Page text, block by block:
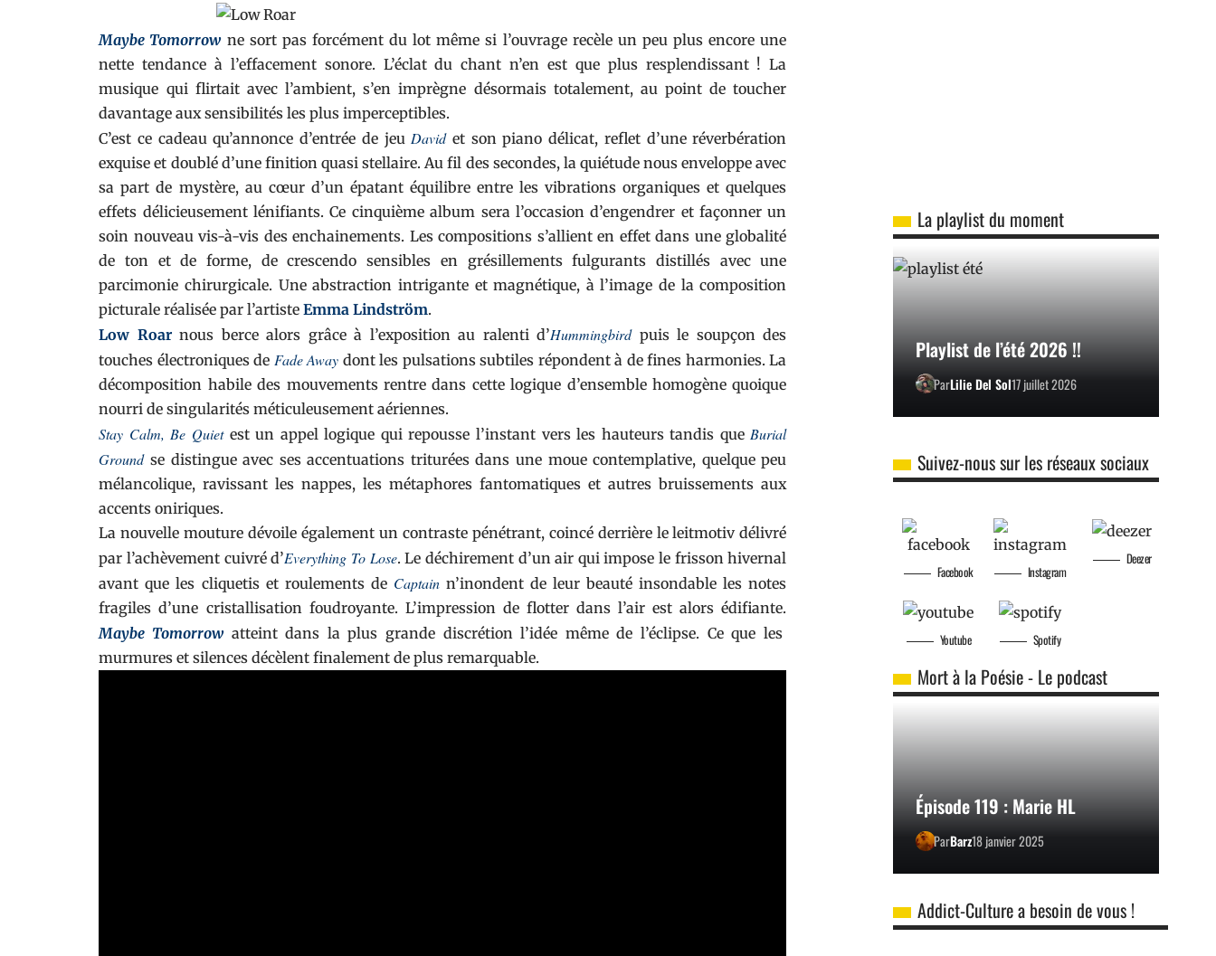
Maybe Tomorrowne sort pas forcément du lot même si l’ouvrage recèle un peu plus encore une
nette tendance à l’effacement sonore. L’éclat du chant n’en est que plus resplendissant ! La
musique qui flirtait avec l’ambient, s’en imprègne désormais totalement, au point de toucher
davantage aux sensibilités les plus imperceptibles.
C’est ce cadeau qu’annonce d’entrée de jeuDavidet son piano délicat, reflet d’une réverbération
exquise et doublé d’une finition quasi stellaire. Au fil des secondes, la quiétude nous enveloppe avec
sa part de mystère, au cœur d’un épatant équilibre entre les vibrations organiques et quelques
effets délicieusement lénifiants. Ce cinquième album sera l’occasion d’engendrer et façonner un
soin nouveau vis-à-vis des enchainements. Les compositions s’allient en effet dans une globalité
de ton et de forme, de crescendo sensibles en grésillements fulgurants distillés avec une
parcimonie chirurgicale. Une abstraction intrigante et magnétique, à l’image de la composition
picturale réalisée par l’artisteEmma Lindström.
Low Roarnous berce alors grâce à l’exposition au ralenti d’Hummingbirdpuis le soupçon des
touches électroniques de Fade Away dont les pulsations subtiles répondent à de fines harmonies. La
décomposition habile des mouvements rentre dans cette logique d’ensemble homogène quoique
nourri de singularités méticuleusement aériennes.
Stay Calm, Be Quietest un appel logique qui repousse l’instant vers les hauteurs tandis queBurial
Groundse distingue avec ses accentuations triturées dans une moue contemplative, quelque peu
mélancolique, ravissant les nappes, les métaphores fantomatiques et autres bruissements aux
accents oniriques.
La nouvelle mouture dévoile également un contraste pénétrant, coincé derrière le leitmotiv délivré
par l’achèvement cuivré d’Everything To Lose. Le déchirement d’un air qui impose le frisson hivernal
avant que les cliquetis et roulements de Captainn’inondent de leur beauté insondable les notes
fragiles d’une cristallisation foudroyante. L’impression de flotter dans l’air est alors édifiante.
Maybe Tomorrowatteint dans la plus grande discrétion l’idée même de l’éclipse. Ce que les
murmures et silences décèlent finalement de plus remarquable.
La playlist du moment
Playlist de l’été 2026 !!
ParLilie Del Sol17 juillet 2026
Suivez-nous sur les réseaux sociaux
Facebook
Youtube
Instagram
Spotify
Deezer
Mort à la Poésie - Le podcast
Épisode 119 : Marie HL
ParBarz18 janvier 2025
Addict-Culture a besoin de vous !